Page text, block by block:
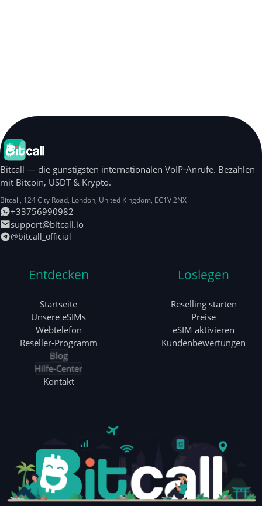
Bitcall — die günstigsten internationalen VoIP‑Anrufe. Bezahlen
mit Bitcoin, USDT & Krypto.
Bitcall, 124 City Road, London, United Kingdom, EC1V 2NX
+33756990982
support@bitcall.io
@bitcall_official
Entdecken
Startseite
Unsere eSIMs
Webtelefon
Reseller-Programm
Blog
Hilfe-Center
Kontakt
Loslegen
Reselling starten
Preise
eSIM aktivieren
Kundenbewertungen